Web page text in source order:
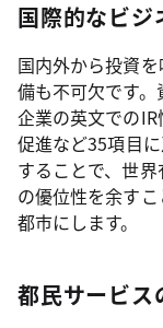
国際的なビ
国内外から投資
備も不可欠です
企業の英文での
促進など35項目
することで、世
の優位性を余す
都市にします。
都民サービス